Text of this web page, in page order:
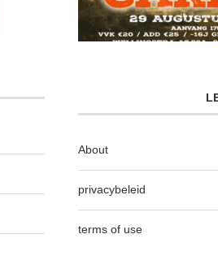
About
privacybeleid
terms of use